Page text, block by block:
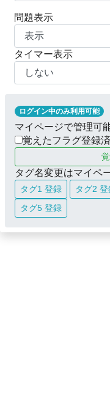
問題表示
タイマー表示
ログイン中のみ利用可能
マイページで管理可
覚えたフラグ登録
タグ名変更はマイペ
タグ1 登録 タグ2 登
タグ5 登録